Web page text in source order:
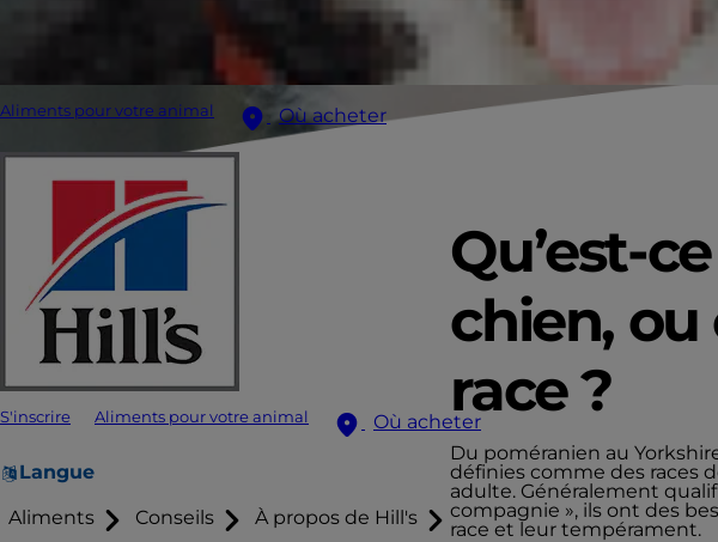
Aliments pour votre animal Où acheter
S'inscrire Aliments pour votre animal Où acheter
Langue
Aliments Conseils À propos de Hill's
Qu’est-
chien,
race ?
Du poméranien au
définies comme des races
adulte. Généralement
compagnie », ils ont des
race et leur tempérament.